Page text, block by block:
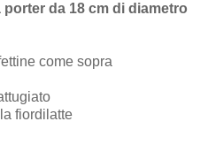
da 18 cm di diametro
come sopra
fiordilatte